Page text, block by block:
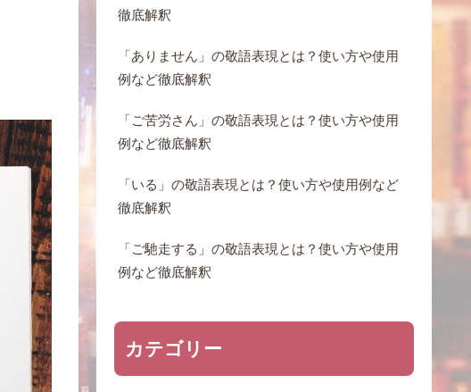
徹底解釈
「ありません」の敬語表現とは？使い方や使用
例など徹底解釈
「ご苦労さん」の敬語表現とは？使い方や使用
例など徹底解釈
「いる」の敬語表現とは？使い方や使用例など
徹底解釈
「ご馳走する」の敬語表現とは？使い方や使用
例など徹底解釈
カテゴリー